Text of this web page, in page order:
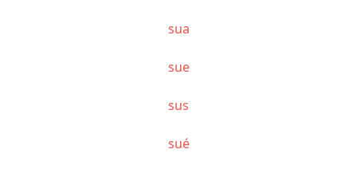
sua
sue
sus
sué